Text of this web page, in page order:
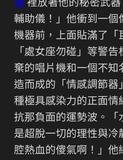
養 裡放著他的秘密武
輔助儀！」他衝到一個
機器前，上面貼滿了「
「處女座勿碰」等警
棄的唱片機和一個不知
造而成的「情感調節器
種極具感染力的正面情
抗那負面的運勢波。「
是超脫一切的理性與冷
腔熱血的傻氣啊！」他